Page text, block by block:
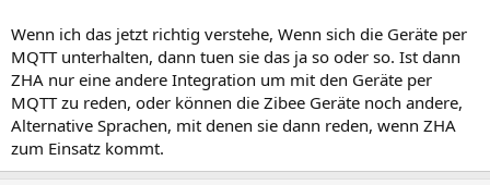
Wenn ich das jetzt richtig verstehe, Wenn sich die Geräte per
MQTT unterhalten, dann tuen sie das ja so oder so. Ist dann
ZHA nur eine andere Integration um mit den Geräte per
MQTT zu reden, oder können die Zibee Geräte noch andere,
Alternative Sprachen, mit denen sie dann reden, wenn ZHA
zum Einsatz kommt.